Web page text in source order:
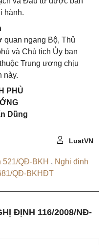
hành.
ngang Bộ, Thủ
và Chủ tịch Ủy ban
Trung ương chịu
này.
PHỦ
Dũng
LuatVN
521/QĐ-BKH , Nghị định
QĐ-BKHĐT
ĐỊNH 116/2008/NĐ-